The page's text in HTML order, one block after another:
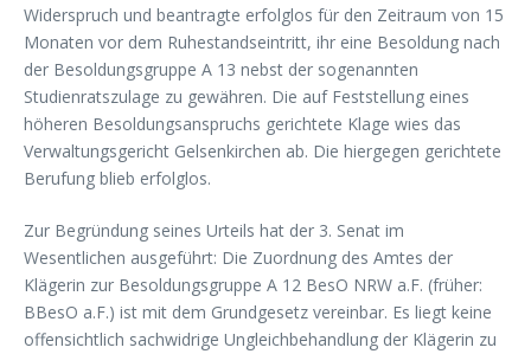
Widerspruch und beantragte erfolglos für den Zeitraum von 15
Monaten vor dem Ruhestandseintritt, ihr eine Besoldung nach
der Besoldungsgruppe A 13 nebst der sogenannten
Studienratszulage zu gewähren. Die auf Feststellung eines
höheren Besoldungsanspruchs gerichtete Klage wies das
Verwaltungsgericht Gelsenkirchen ab. Die hiergegen gerichtete
Berufung blieb erfolglos.
Zur Begründung seines Urteils hat der 3. Senat im
Wesentlichen ausgeführt: Die Zuordnung des Amtes der
Klägerin zur Besoldungsgruppe A 12 BesO NRW a.F. (früher:
BBesO a.F.) ist mit dem Grundgesetz vereinbar. Es liegt keine
offensichtlich sachwidrige Ungleichbehandlung der Klägerin zu